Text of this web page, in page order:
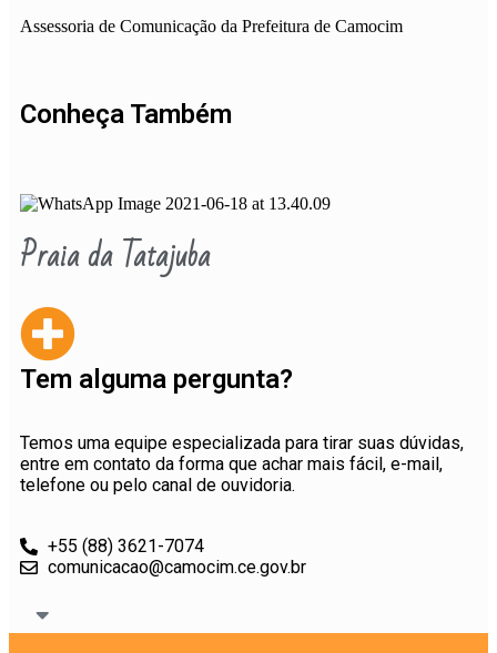
Assessoria de Comunicação da Prefeitura de Camocim
Conheça Também
Praia da Tatajuba
Tem alguma pergunta?
Temos uma equipe especializada para tirar suas dúvidas,
entre em contato da forma que achar mais fácil, e-mail,
telefone ou pelo canal de ouvidoria.
+55 (88) 3621-7074
comunicacao@camocim.ce.gov.br